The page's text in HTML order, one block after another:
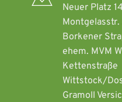
Neuer Platz
Borkener
ehem. MVM
Wittstock/
Gramoll